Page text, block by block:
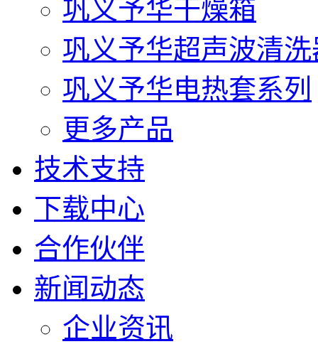
巩义予华干燥箱
巩义予华超声波清洗
巩义予华电热套系列
更多产品
技术支持
下载中心
合作伙伴
新闻动态
企业资讯